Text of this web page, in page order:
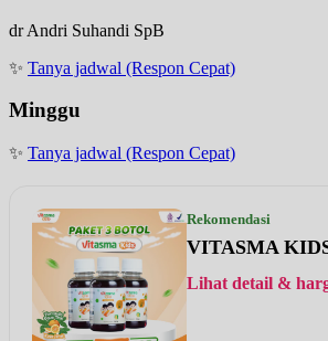
dr Andri Suhandi SpB
✨ Tanya jadwal (Respon Cepat)
Minggu
✨ Tanya jadwal (Respon Cepat)
Rekomendasi
VITASMA
Lihat detail &